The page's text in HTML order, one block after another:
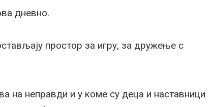
дневно.
простор за игру, за дружење с
на неправди и у коме су деца и наставници